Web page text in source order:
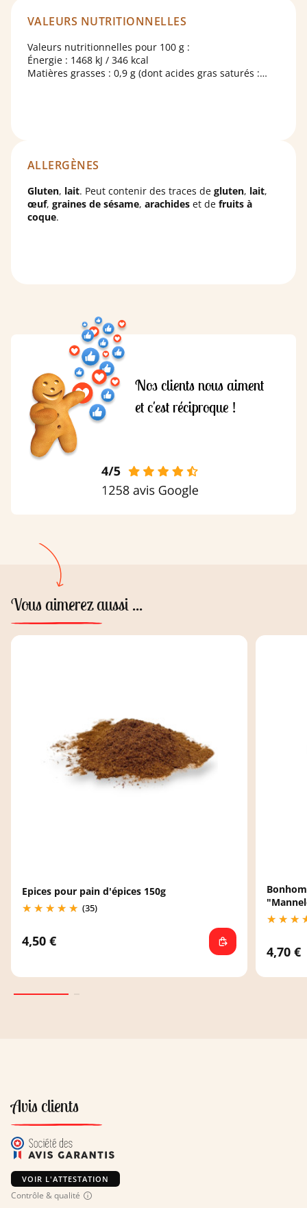
Sucre décor : sucre, eau, sirop de glucose, amidon de
maïs, acidifiant : acide citrique ; conservateur :
sorbate de potassium ; colorant : carbonate de
calcium.
VALEURS NUTRITIONNELLES
Valeurs nutritionnelles pour 100 g :
Énergie : 1468 kJ / 346 kcal
Matières grasses : 0,9 g (dont acides gras saturés :
ALLERGÈNES
Gluten, lait. Peut contenir des traces de gluten, lait,
œuf, graines de sésame, arachides et de fruits à
coque.
Nos clients nous aiment
et c'est réciproque !
Vous aimerez aussi ...
Epices pour pain d'épices 150g
(35)
4,50 €
4,70 €
Avis clients
VOIR L'ATTESTATION
Contrôle & qualité